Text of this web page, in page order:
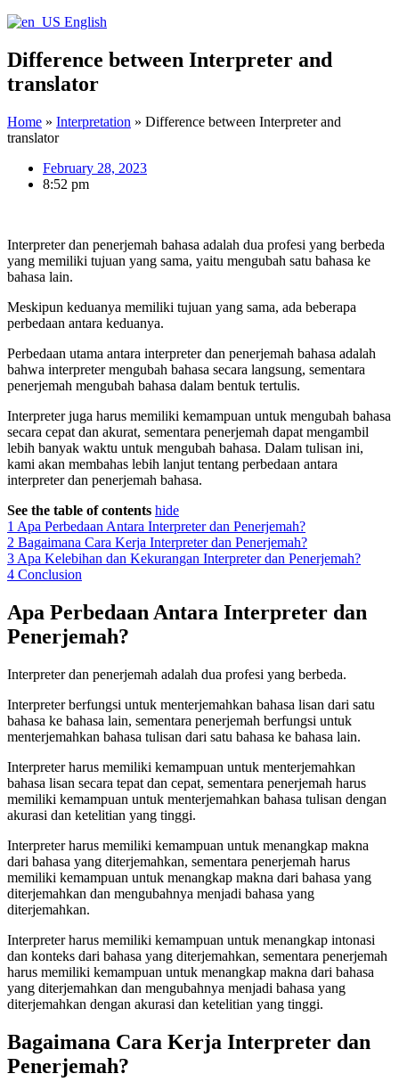
English
Difference between Interpreter and
translator
Home » Interpretation » Difference between Interpreter and
translator
February 28, 2023
8:52 pm
Interpreter dan penerjemah bahasa adalah dua profesi yang berbeda
yang memiliki tujuan yang sama, yaitu mengubah satu bahasa ke
bahasa lain.
Meskipun keduanya memiliki tujuan yang sama, ada beberapa
perbedaan antara keduanya.
Perbedaan utama antara interpreter dan penerjemah bahasa adalah
bahwa interpreter mengubah bahasa secara langsung, sementara
penerjemah mengubah bahasa dalam bentuk tertulis.
Interpreter juga harus memiliki kemampuan untuk mengubah bahasa
secara cepat dan akurat, sementara penerjemah dapat mengambil
lebih banyak waktu untuk mengubah bahasa. Dalam tulisan ini,
kami akan membahas lebih lanjut tentang perbedaan antara
interpreter dan penerjemah bahasa.
See the table of contents hide
1 Apa Perbedaan Antara Interpreter dan Penerjemah?
2 Bagaimana Cara Kerja Interpreter dan Penerjemah?
3 Apa Kelebihan dan Kekurangan Interpreter dan Penerjemah?
4 Conclusion
Apa Perbedaan Antara Interpreter dan
Penerjemah?
Interpreter dan penerjemah adalah dua profesi yang berbeda.
Interpreter berfungsi untuk menterjemahkan bahasa lisan dari satu
bahasa ke bahasa lain, sementara penerjemah berfungsi untuk
menterjemahkan bahasa tulisan dari satu bahasa ke bahasa lain.
Interpreter harus memiliki kemampuan untuk menterjemahkan
bahasa lisan secara tepat dan cepat, sementara penerjemah harus
memiliki kemampuan untuk menterjemahkan bahasa tulisan dengan
akurasi dan ketelitian yang tinggi.
Interpreter harus memiliki kemampuan untuk menangkap makna
dari bahasa yang diterjemahkan, sementara penerjemah harus
memiliki kemampuan untuk menangkap makna dari bahasa yang
diterjemahkan dan mengubahnya menjadi bahasa yang
diterjemahkan.
Interpreter harus memiliki kemampuan untuk menangkap intonasi
dan konteks dari bahasa yang diterjemahkan, sementara penerjemah
harus memiliki kemampuan untuk menangkap makna dari bahasa
yang diterjemahkan dan mengubahnya menjadi bahasa yang
diterjemahkan dengan akurasi dan ketelitian yang tinggi.
Bagaimana Cara Kerja Interpreter dan
Penerjemah?